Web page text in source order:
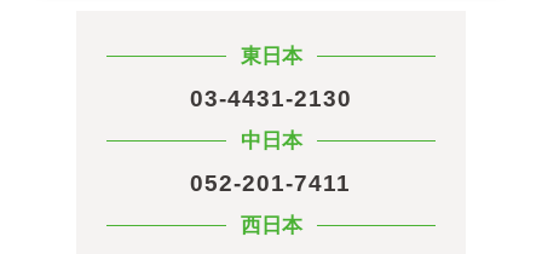
東日本
03-4431-2130
中日本
052-201-7411
西日本